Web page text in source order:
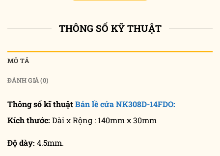
THÔNG SỐ KỸ THUẬT
MÔ TẢ
ĐÁNH GIÁ (0)
Thông số kĩ thuậtBản lề cửa NK308D-14FDO:
Kích thước: Dài x Rộng : 140mm x 30mm
Độ dày: 4.5mm.